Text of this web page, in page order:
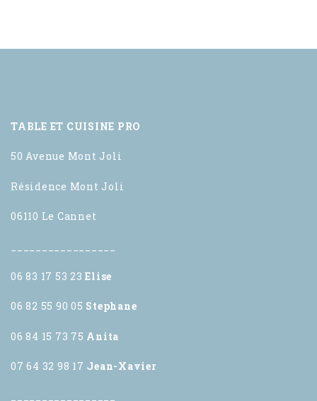
TABLE ET CUISINE PRO
50 Avenue Mont Joli
Résidence Mont Joli
06110 Le Cannet
06 83 17 53 23Elise
06 82 55 90 05 Stephane
06 84 15 73 75 Anita
07 64 32 98 17 Jean-Xavier